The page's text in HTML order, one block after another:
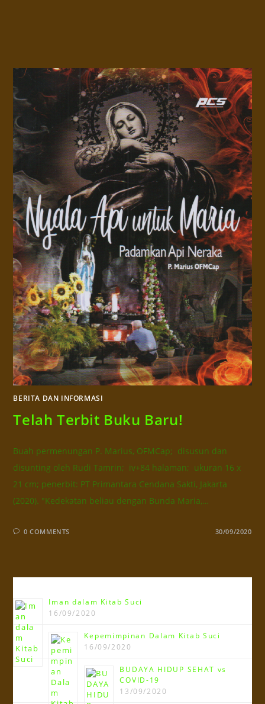
BERITA DAN INFORMASI
Telah Terbit Buku Baru!
Buah permenungan P. Marius, OFMCap; disusun dan
disunting oleh Rudi Tamrin; iv+84 halaman; ukuran 16 x
21 cm; penerbit: PT Primantara Cendana Sakti, Jakarta
(2020). "Kedekatan beliau dengan Bunda Maria,…
0 COMMENTS 30/09/2020
Terbaru!!!
Iman dalam Kitab Suci
16/09/2020
Kepemimpinan Dalam Kitab Suci
16/09/2020
BUDAYA HIDUP SEHAT vs
COVID-19
13/09/2020